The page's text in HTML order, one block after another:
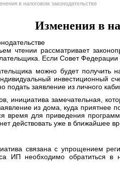
в налоговом законодательстве
Изменения в
чтении рассматривает
Если Совет
можно будет
инвестиционный
подать заявление из личного
инициатива замечательная,
из дома, куда приятнее
время для приведения
действовать уже в ближайшее
связана с упрощением
ИП необходимо обратиться в